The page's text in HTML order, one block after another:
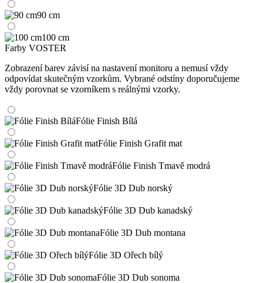
90 cm
100 cm
Farby VOSTER
Zobrazení barev závisí na nastavení monitoru a nemusí vždy
odpovídat skutečným vzorkům. Vybrané odstíny doporučujeme
vždy porovnat se vzorníkem s reálnými vzorky.
Fólie Finish Bílá
Fólie Finish Grafit mat
Fólie Finish Tmavě modrá
Fólie 3D Dub norský
Fólie 3D Dub kanadský
Fólie 3D Dub montana
Fólie 3D Ořech bílý
Fólie 3D Dub sonoma